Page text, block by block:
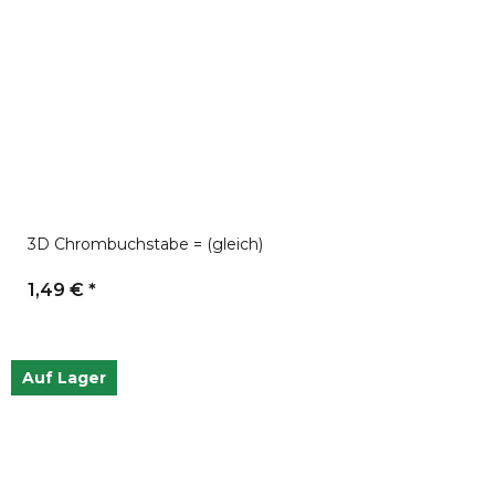
3D Chrombuchstabe = (gleich)
1,49 € *
Auf Lager